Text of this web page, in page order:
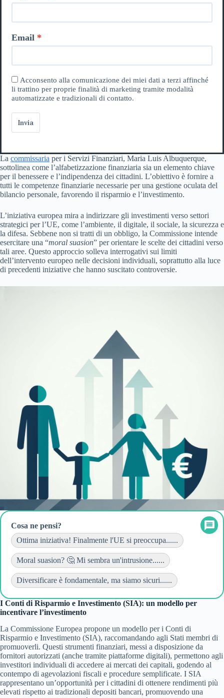
Email
Acconsento alla comunicazione dei miei dati a terzi affinché
li trattino per proprie finalità di marketing tramite modalità
automatizzate e tradizionali di contatto.
Invia
La commissaria per i Servizi Finanziari, Maria Luis Albuquerque,
sottolinea come l’alfabetizzazione finanziaria sia un elemento chiave
per il benessere e l’indipendenza dei cittadini. L’obiettivo è fornire a
tutti le competenze finanziarie necessarie per una gestione oculata del
bilancio personale, favorendo il risparmio e l’investimento.
L’iniziativa europea mira a indirizzare gli investimenti verso settori
strategici per l’UE, come l’ambiente, il digitale, il sociale, la sicurezza e
la difesa. Sebbene non si tratti di un obbligo, la Commissione intende
esercitare una “moral suasion” per orientare le scelte dei cittadini verso
tali aree. Questo approccio solleva interrogativi sui limiti
dell’intervento europeo nelle decisioni individuali, soprattutto alla luce
di precedenti iniziative che hanno suscitato controversie.
Cosa ne pensi?
Ottima iniziativa! Finalmente l'UE si preoccupa......
Moral suasion? 🤔 Mi sembra un'intrusione......
Diversificare è fondamentale, ma siamo sicuri......
I Conti di Risparmio e Investimento (SIA): un modello per
incentivare l’investimento
La Commissione Europea propone un modello per i Conti di
Risparmio e Investimento (SIA), raccomandando agli Stati membri di
promuoverli. Questi strumenti finanziari, messi a disposizione da
fornitori autorizzati (anche tramite piattaforme digitali), permettono agli
investitori individuali di accedere ai mercati dei capitali, godendo al
contempo di agevolazioni fiscali e procedure semplificate. I SIA
rappresentano un’opportunità per i cittadini di ottenere rendimenti più
elevati rispetto ai tradizionali depositi bancari, promuovendo una